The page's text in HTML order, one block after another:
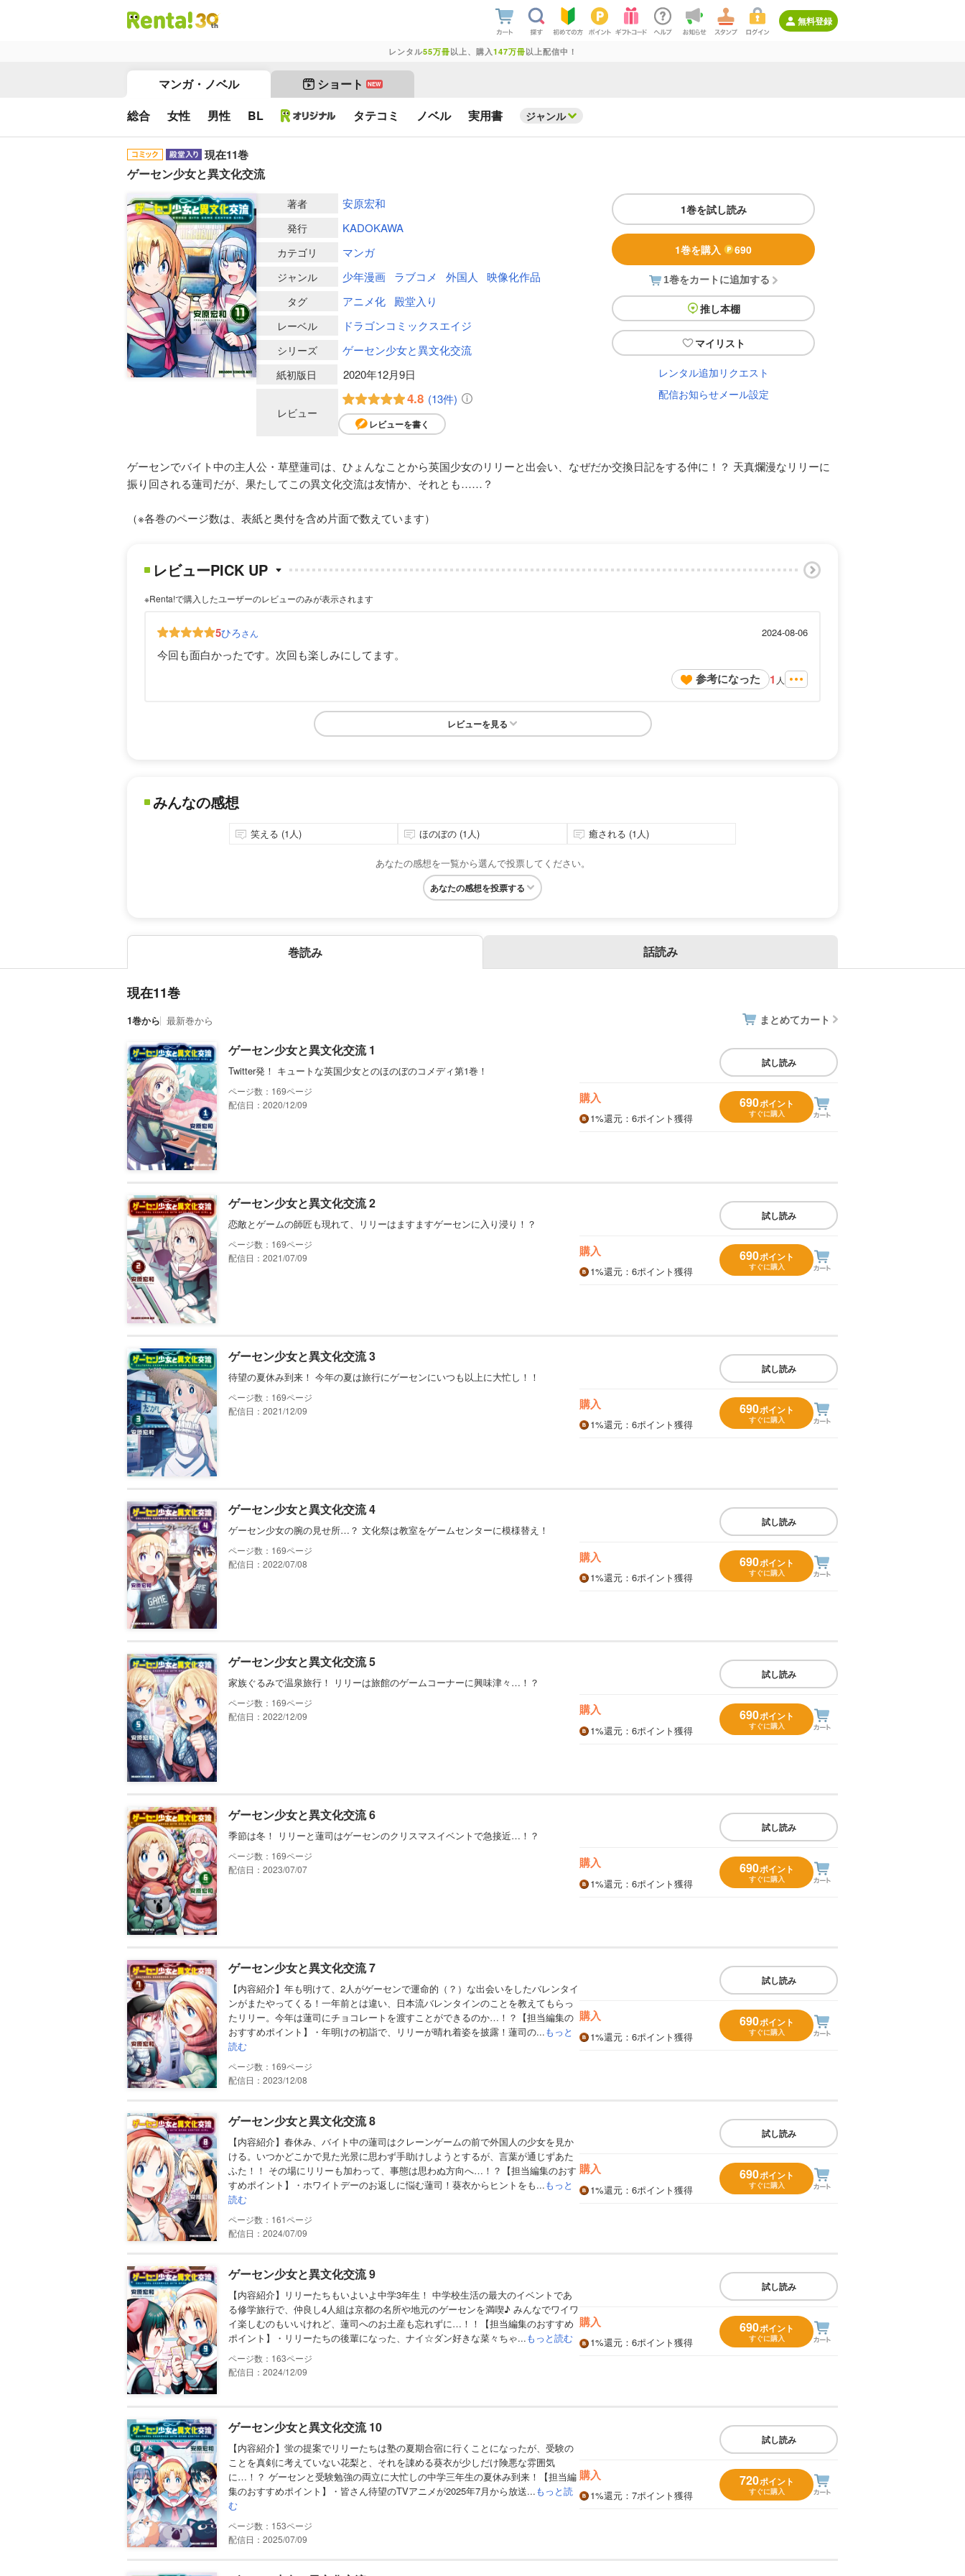
無料登録
レンタル55万冊以上、購入 147万冊以上配信中！
マンガ・ノベル ショート NEW
総合 女性 男性 BL タテコミ ノベル 実用書 ジャンル
現在11巻
ゲーセン少女と異文化交流
1巻を試し読み
1巻を購入 690
1巻をカートに追加する
推し本棚
マイリスト
レンタル追加リクエスト
配信お知らせメール設定
著者 安原宏和
発行 KADOKAWA
カテゴリ マンガ
ジャンル 少年漫画 ラブコメ 外国人 映像化作品
タグ アニメ化 殿堂入り
レーベル ドラゴンコミックスエイジ
シリーズ ゲーセン少女と異文化交流
紙初版日 2020年12月9日
レビュー
4.8 (13件)
レビューを書く
ゲーセンでバイト中の主人公・草壁蓮司は、ひょんなことから英国少女のリリーと出会い、なぜだか交換日記をする仲に！？ 天真爛漫なリリーに
振り回される蓮司だが、果たしてこの異文化交流は友情か、それとも……？
（※各巻のページ数は、表紙と奥付を含め片面で数えています）
レビューPICK UP
※Renta!で購入したユーザーのレビューのみが表示されます
5ひろさん 2024-08-06
今回も面白かったです。次回も楽しみにしてます。
参考になった 1 人
レビューを見る
みんなの感想
笑える (1人) ほのぼの (1人) 癒される (1人)
あなたの感想を一覧から選んで投票してください。
あなたの感想を投票する
巻読み 話読み
現在11巻
1巻から 最新巻から まとめてカート
ゲーセン少女と異文化交流 1
Twitter発！ キュートな英国少女とのほのぼのコメディ第1巻！
169
配信日：2020/12/09
試し読み
購入
1%還元 ：6ポイント獲得
690ポイント
すぐに購入
ゲーセン少女と異文化交流 2
恋敵とゲームの師匠も現れて、リリーはますますゲーセンに入り浸り！？
169
配信日：2021/07/09
試し読み
購入
1%還元 ：6ポイント獲得
690ポイント
すぐに購入
ゲーセン少女と異文化交流 3
待望の夏休み到来！ 今年の夏は旅行にゲーセンにいつも以上に大忙し！！
169
配信日：2021/12/09
試し読み
購入
1%還元 ：6ポイント獲得
690ポイント
すぐに購入
ゲーセン少女と異文化交流 4
ゲーセン少女の腕の見せ所…？ 文化祭は教室をゲームセンターに模様替え！
169
配信日：2022/07/08
試し読み
購入
1%還元 ：6ポイント獲得
690ポイント
すぐに購入
ゲーセン少女と異文化交流 5
家族ぐるみで温泉旅行！ リリーは旅館のゲームコーナーに興味津々…！？
169
配信日：2022/12/09
試し読み
購入
1%還元 ：6ポイント獲得
690ポイント
すぐに購入
ゲーセン少女と異文化交流 6
季節は冬！ リリーと蓮司はゲーセンのクリスマスイベントで急接近…！？
169
配信日：2023/07/07
試し読み
購入
1%還元 ：6ポイント獲得
690ポイント
すぐに購入
ゲーセン少女と異文化交流 7
【内容紹介】年も明けて、2人がゲーセンで運命的（？）な出会いをしたバレンタイ
ンがまたやってくる！一年前とは違い、日本流バレンタインのことを教えてもらっ
たリリー。今年は蓮司にチョコレートを渡すことができるのか…！？【担当編集の
おすすめポイント】・年明けの初詣で、リリーが晴れ着姿を披露！蓮司の...もっと
読む
169
配信日：2023/12/08
試し読み
購入
1%還元 ：6ポイント獲得
690ポイント
すぐに購入
ゲーセン少女と異文化交流 8
【内容紹介】春休み、バイト中の蓮司はクレーンゲームの前で外国人の少女を見か
ける。いつかどこかで見た光景に思わず手助けしようとするが、言葉が通じずあた
ふた！！ その場にリリーも加わって、事態は思わぬ方向へ…！？【担当編集のおす
すめポイント】・ホワイトデーのお返しに悩む蓮司！葵衣からヒントをも...もっと
読む
161
配信日：2024/07/09
試し読み
購入
1%還元 ：6ポイント獲得
690ポイント
すぐに購入
ゲーセン少女と異文化交流 9
【内容紹介】リリーたちもいよいよ中学3年生！ 中学校生活の最大のイベントであ
る修学旅行で、仲良し4人組は京都の名所や地元のゲーセンを満喫♪ みんなでワイワ
イ楽しむのもいいけれど、蓮司へのお土産も忘れずに…！！【担当編集のおすすめ
ポイント】・リリーたちの後輩になった、ナイ☆ダン好きな菜々ちゃ...もっと読む
163
配信日：2024/12/09
試し読み
購入
1%還元 ：6ポイント獲得
690ポイント
すぐに購入
ゲーセン少女と異文化交流 10
【内容紹介】蛍の提案でリリーたちは塾の夏期合宿に行くことになったが、受験の
ことを真剣に考えていない花梨と、それを諌める葵衣が少しだけ険悪な雰囲気
に…！？ ゲーセンと受験勉強の両立に大忙しの中学三年生の夏休み到来！【担当編
集のおすすめポイント】・皆さん待望のTVアニメが2025年7月から放送...もっと読
む
153
配信日：2025/07/09
試し読み
購入
1%還元 ：7ポイント獲得
720ポイント
すぐに購入